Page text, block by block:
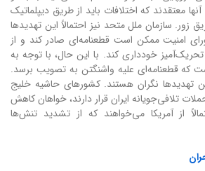
معتقدند که اختلافات باید از طریق دیپلماتیک
سازمان ملل متحد نیز احتمالاً این تهدیدها
امنیت ممکن است قطعنامه‌ای صادر کند و از
تحریک‌آمیز خودداری کند. با این حال، با توجه به
که قطعنامه‌ای علیه واشنگتن به تصویب برسد.
تهدیدها نگران هستند. کشورهای حاشیه خلیج
تلافی‌جویانه ایران قرار دارند، خواهان کاهش
از آمریکا می‌خواهند که از تشدید تنش‌ها